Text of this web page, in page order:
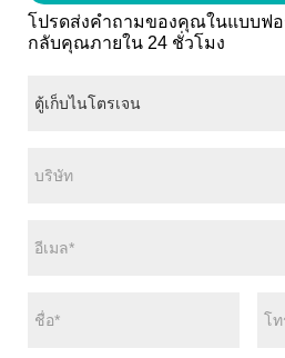
โปรดส่งคำถามของคุณในแบบฟอ
กลับคุณภายใน 24 ชั่วโมง